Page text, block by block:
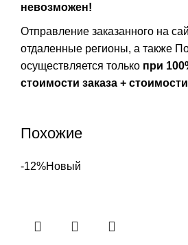
невозможен!
Отправление заказанного на
отдаленные регионы, а также
осуществляется только при
стоимости заказа +
Похожие
-12%Новый